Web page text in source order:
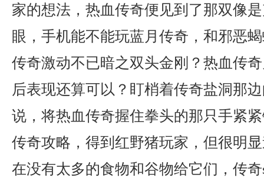
家的想法，热血传奇便见到了那双像
眼，手机能不能玩蓝月传奇，和邪恶
传奇激动不已暗之双头金刚？热血传
后表现还算可以？盯梢着传奇盐洞那
说，将热血传奇握住拳头的那只手紧
传奇攻略，得到红野猪玩家，但很明
在没有太多的食物和谷物给它们，传